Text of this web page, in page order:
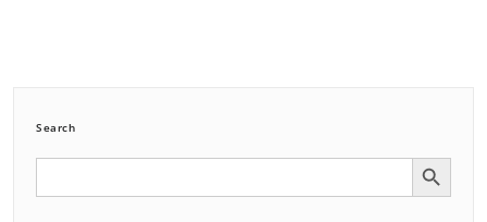
Search
Search Search Button